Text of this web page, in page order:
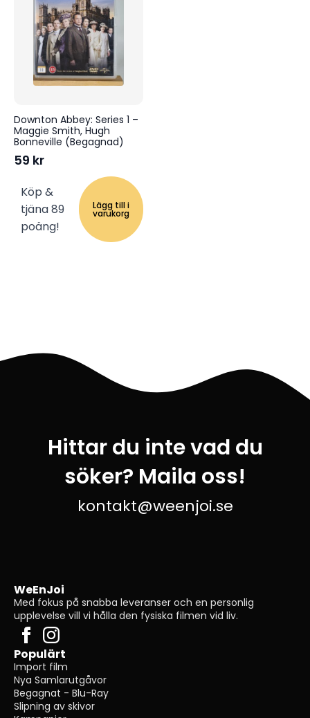
Downton Abbey: Series 1 –
Maggie Smith, Hugh
Bonneville (Begagnad)
59 kr
Köp &
tjäna 89
poäng!
Lägg till i
varukorg
Hittar du inte vad du
söker? Maila oss!
kontakt@weenjoi.se
WeEnJoi
Med fokus på snabba leveranser och en personlig
upplevelse vill vi hålla den fysiska filmen vid liv.
Populärt
Import film
Nya Samlarutgåvor
Begagnat - Blu-Ray
Slipning av skivor